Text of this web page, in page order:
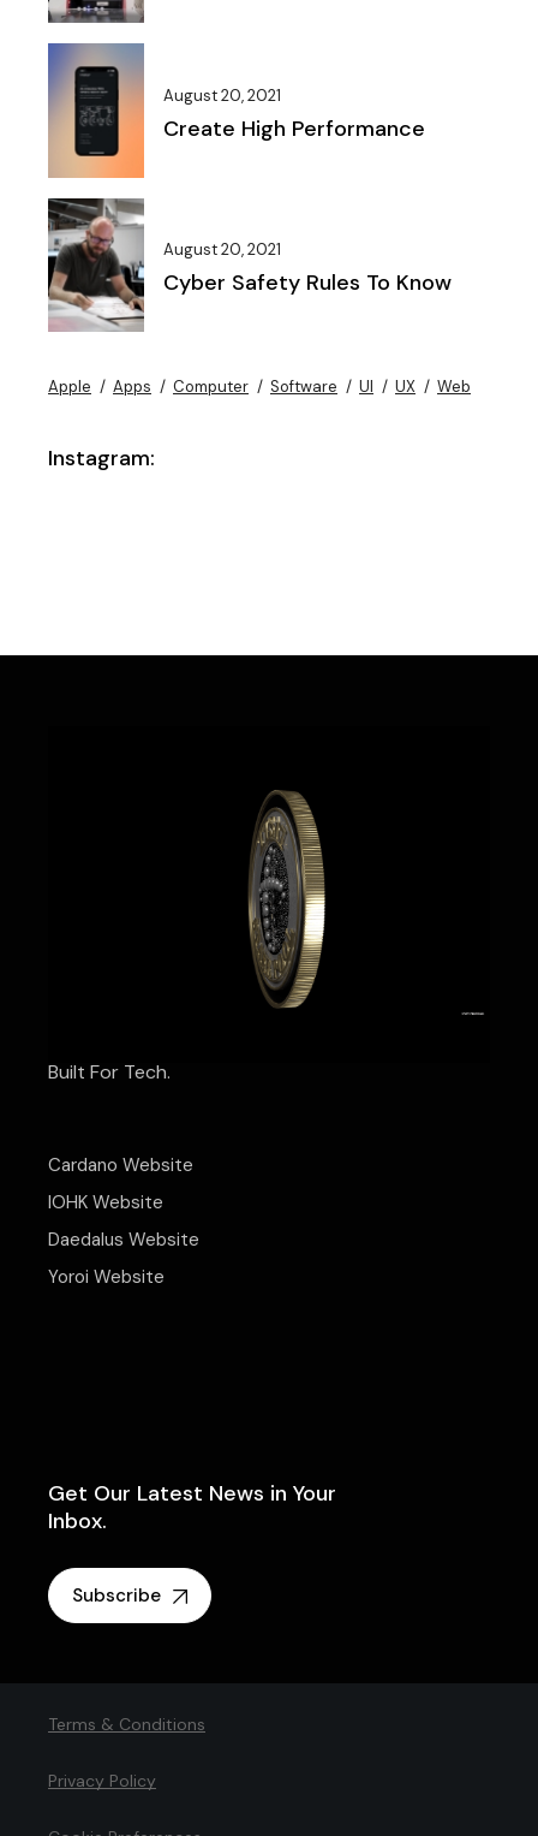
August 20, 2021
Create High Performance
August 20, 2021
Cyber Safety Rules To Know
Apple Apps Computer Software UI UX Web
Instagram:
Built For Tech.
Cardano Website
IOHK Website
Daedalus Website
Yoroi Website
Get Our Latest News in Your
Inbox.
Subscribe
Terms & Conditions
Privacy Policy